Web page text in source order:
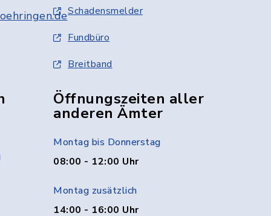
Schadensmelder
Fundbüro
Breitband
Öffnungszeiten aller
anderen Ämter
Montag bis Donnerstag
08:00 - 12:00 Uhr
Montag zusätzlich
14:00 - 16:00 Uhr